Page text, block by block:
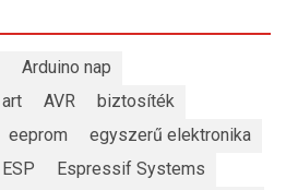
Arduino nap
art AVR
biztosíték
eeprom
egyszerű elektronika
ESP
Espressif Systems